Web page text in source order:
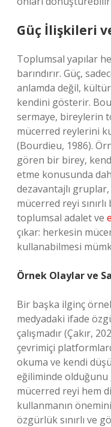
Güç İlişkileri
Toplumsal yapılar
barındırır. Güç,
anlamda değil,
kendini gösterir.
sermaye, bireylerin
mücerred reylerini
(Bourdieu, 1986).
gören bir birey,
etme konusunda
dezavantajlı
mücerred reyi
toplumsal adalet ve
çıkar: herkesin
kullanabilmesi
Örnek Olaylar ve
Bir başka ilginç
medyadaki ifade
çalışmadır (Çakır,
çevrimiçi
okuma ve kendi
eğiliminde
mücerred reyi hem
kullanmanın
özgürlük sınırlı ve